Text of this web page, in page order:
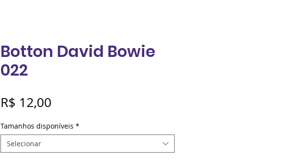
Botton David Bowie
022
R$ 12,00
Tamanhos disponíveis *
Selecionar